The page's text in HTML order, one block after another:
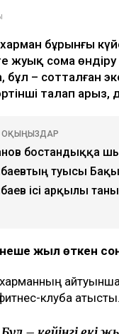
жуық сома
бұл – сотталған
талап
ОҚЫҢЫЗДАР